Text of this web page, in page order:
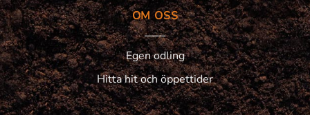
OM OSS
Egen odling
Hitta hit och öppettider